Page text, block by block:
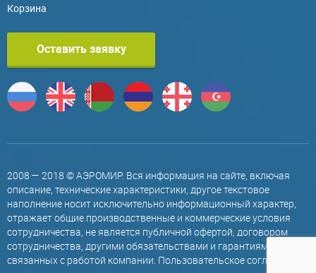
Корзина
Оставить заявку
2008 — 2018 © АЭРОМИР. Вся информация на сайте, включая
описание, технические характеристики, другое текстовое
наполнение носит исключительно информационный характер,
отражает общие производственные и коммерческие условия
сотрудничества, не является публичной офертой, договором
сотрудничества, другими обязательствами и гарантиями,
связанных с работой компании. Пользовательское соглашение